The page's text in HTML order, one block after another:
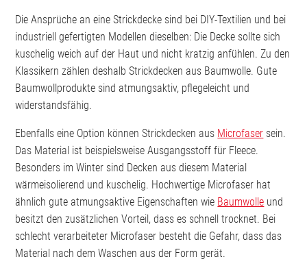
Die Ansprüche an eine Strickdecke sind bei DIY-Textilien und bei
industriell gefertigten Modellen dieselben: Die Decke sollte sich
kuschelig weich auf der Haut und nicht kratzig anfühlen. Zu den
Klassikern zählen deshalb Strickdecken aus Baumwolle. Gute
Baumwollprodukte sind atmungsaktiv, pflegeleicht und
widerstandsfähig.
Ebenfalls eine Option können Strickdecken aus Microfaser sein.
Das Material ist beispielsweise Ausgangsstoff für Fleece.
Besonders im Winter sind Decken aus diesem Material
wärmeisolierend und kuschelig. Hochwertige Microfaser hat
ähnlich gute atmungsaktive Eigenschaften wie Baumwolle und
besitzt den zusätzlichen Vorteil, dass es schnell trocknet. Bei
schlecht verarbeiteter Microfaser besteht die Gefahr, dass das
Material nach dem Waschen aus der Form gerät.